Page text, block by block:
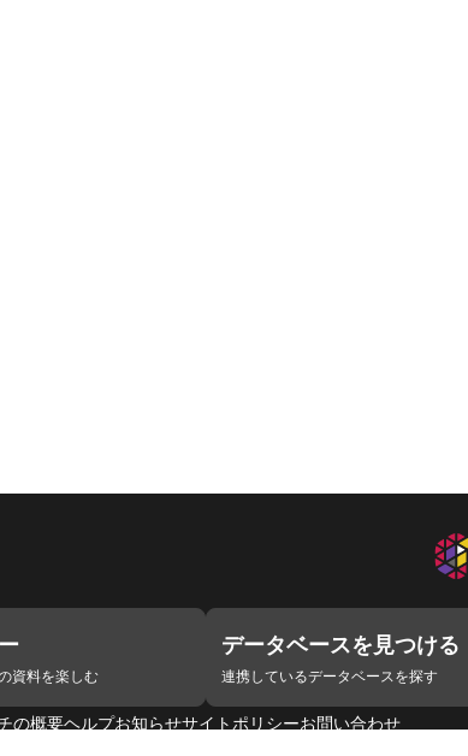
資料を楽しむ
データベースを見つける
連携しているデータベースを探す
の概要ヘルプお知らせサイトポリシーお問い合わせ